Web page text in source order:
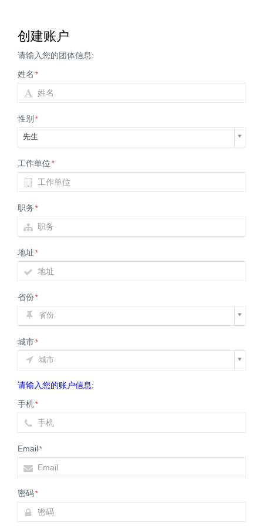
创建账户
请输入您的团体信息:
姓名 *
性别 *
先生
工作单位 *
职务 *
地址 *
省份*
省份
城市*
城市
请输入您的账户信息:
手机*
Email*
密码*